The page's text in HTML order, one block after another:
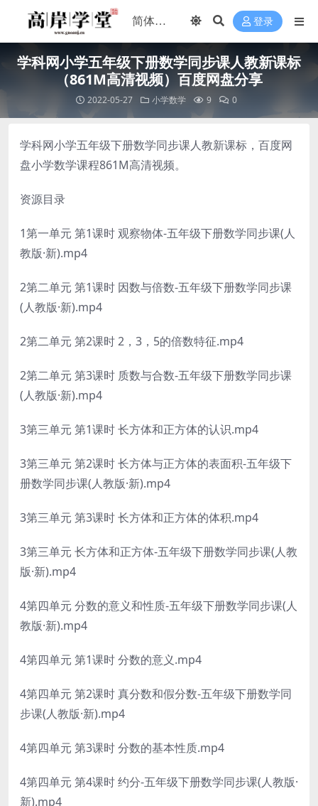
登录
学科网小学五年级下册数学同步课人教新课标
（861M高清视频）百度网盘分享
2022-05-27 小学数学 9 0
学科网小学五年级下册数学同步课人教新课标，百度网
盘小学数学课程861M高清视频。
资源目录
1第一单元 第1课时 观察物体-五年级下册数学同步课(人
教版·新).mp4
2第二单元 第1课时 因数与倍数-五年级下册数学同步课
(人教版·新).mp4
2第二单元 第2课时 2，3，5的倍数特征.mp4
2第二单元 第3课时 质数与合数-五年级下册数学同步课
(人教版·新).mp4
3第三单元 第1课时 长方体和正方体的认识.mp4
3第三单元 第2课时 长方体与正方体的表面积-五年级下
册数学同步课(人教版·新).mp4
3第三单元 第3课时 长方体和正方体的体积.mp4
3第三单元 长方体和正方体-五年级下册数学同步课(人教
版·新).mp4
4第四单元 分数的意义和性质-五年级下册数学同步课(人
教版·新).mp4
4第四单元 第1课时 分数的意义.mp4
4第四单元 第2课时 真分数和假分数-五年级下册数学同
步课(人教版·新).mp4
4第四单元 第3课时 分数的基本性质.mp4
4第四单元 第4课时 约分-五年级下册数学同步课(人教版·
新).mp4